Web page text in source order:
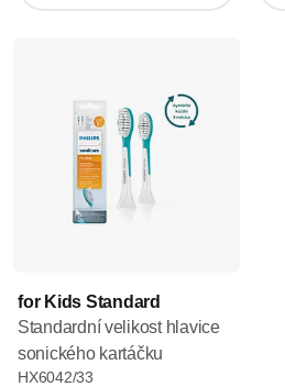
for Kids Standard
Standardní velikost hlavice
sonického kartáčku
HX6042/33